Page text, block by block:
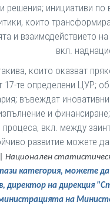
решения; инициативи по
които
и взаимодействието на
вкл.
които оказват
17-те определени ЦУР;
въвеждат
и
вкл. между
развитие можете
| Национален
категория, можете
директор на дирекция
на